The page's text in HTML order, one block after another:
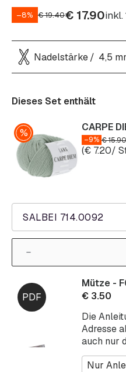
–8% €19.40€ 17.90inkl.
Nadelstärke 4,5
Dieses Set enthält
SALBEI 714.0092
CARPE
–9% €15.90
(€ 7.20/
Die
Adresse
auch nur
Nur
Mütze -
€ 3.50